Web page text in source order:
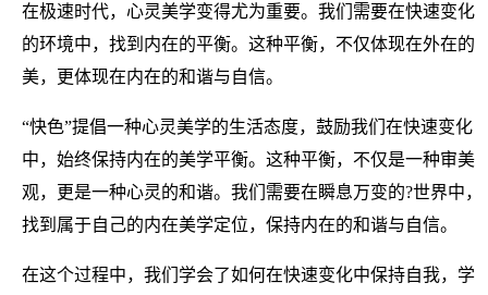
在极速时代，心灵美学变得尤为重要。我们需要在快速变化
的环境中，找到内在的平衡。这种平衡，不仅体现在外在的
美，更体现在内在的和谐与自信。
“快色”提倡一种心灵美学的生活态度，鼓励我们在快速变化
中，始终保持内在的美学平衡。这种平衡，不仅是一种审美
观，更是一种心灵的和谐。我们需要在瞬息万变的?世界中，
找到属于自己的内在美学定位，保持内在的和谐与自信。
在这个过程中，我们学会了如何在快速变化中保持自我，学